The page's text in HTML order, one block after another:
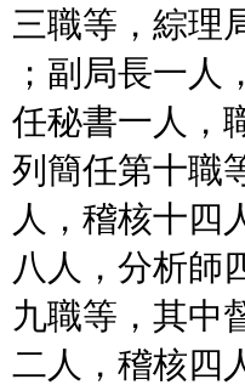
三職等，綜理
；副局長一
任秘書一人，
列簡任第十職
人，稽核十四
八人，分析師
九職等，其中
二人，稽核四